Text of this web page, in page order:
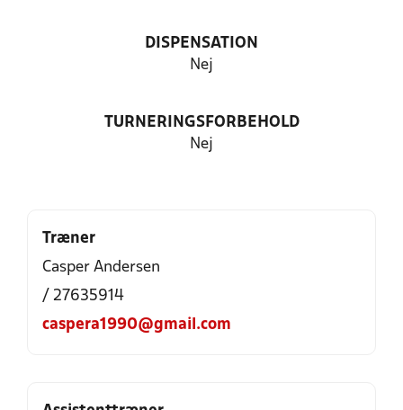
DISPENSATION
Nej
TURNERINGSFORBEHOLD
Nej
Træner
Casper Andersen
/ 27635914
caspera1990@gmail.com